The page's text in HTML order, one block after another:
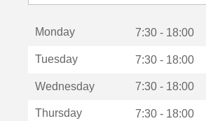
o
u
Monday 7:30 - 18:00
Tuesday 7:30 - 18:00
Wednesday 7:30 - 18:00
Thursday 7:30 - 18:00